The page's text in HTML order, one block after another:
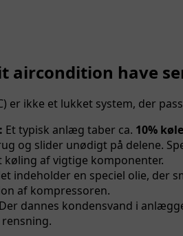
aircondition have
er ikke et lukket system, der
Et typisk anlæg taber ca. 10%
og slider unødigt på delene.
af vigtige komponenter.
indeholder en speciel olie, der
af kompressoren.
Der dannes kondensvand i